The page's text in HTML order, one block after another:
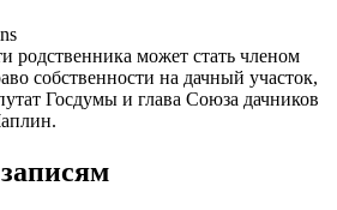
родственника может стать членом
собственности на дачный участок,
Госдумы и глава Союза дачников